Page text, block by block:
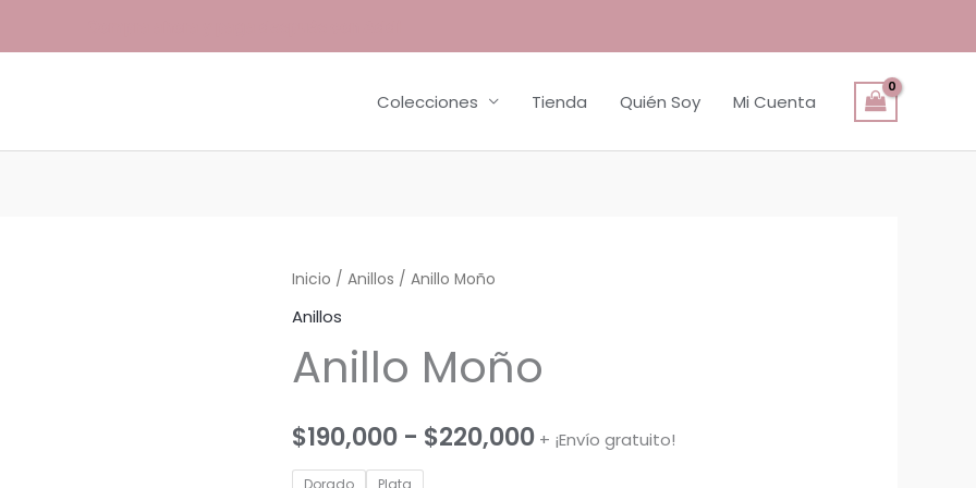
Colecciones Tienda Quién Soy Mi Cuenta
Inicio /Anillos / Anillo Moño
Anillos
Anillo Moño
$190,000 - $220,000Rango
+ ¡Envío gratuito!